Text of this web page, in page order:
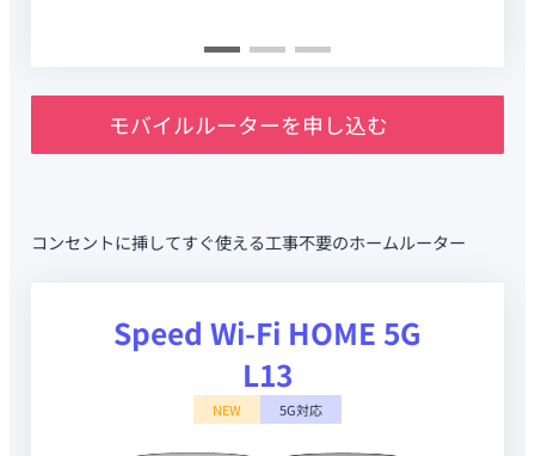
モバイルルーターを申し込む
コンセントに挿してすぐ使える工事不要のホームルーター
Speed Wi-Fi HOME 5G
L13
NEW 5G対応